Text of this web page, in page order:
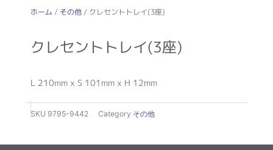
ホーム / その他/ クレセントトレイ(3座)
クレセントトレイ(3座)
L 210mm x S 101mm x H 12mm
SKU 9795-9442 Category その他